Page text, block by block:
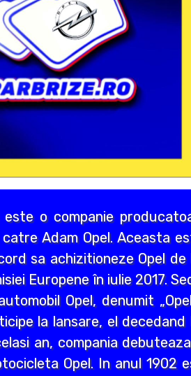
o companie
Adam Opel. Aceasta
sa achizitioneze Opel
Europene în iulie 2017.
Opel, denumit
la lansare, el
an, compania
Opel. In anul